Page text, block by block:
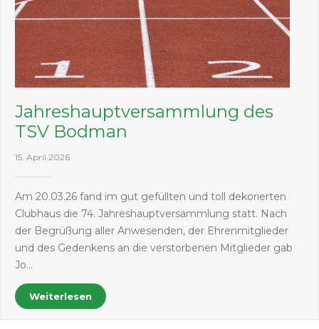
Jahreshauptversammlung des
TSV Bodman
15. April 2026
Am 20.03.26 fand im gut gefüllten und toll dekorierten
Clubhaus die 74. Jahreshauptversammlung statt. Nach
der Begrüßung aller Anwesenden, der Ehrenmitglieder
und des Gedenkens an die verstorbenen Mitglieder gab
Jo…
Weiterlesen